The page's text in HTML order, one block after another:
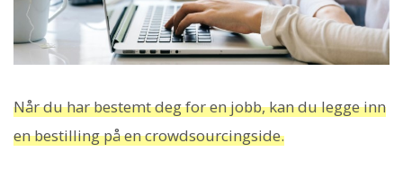
Når du har bestemt deg for en jobb, kan du legge inn
en bestilling på en crowdsourcingside.